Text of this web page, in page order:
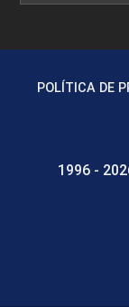
POLÍTICA DE
1996 -